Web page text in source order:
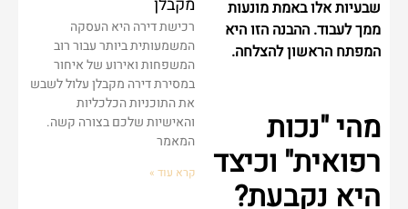
מקבלן
רכישת דירה היא העסקה
המשמעותית ביותר עבור רוב
המשפחות ואירוע של איחור
במסירת דירה מקבלן עלול לשבש
את התוכניות הכלכליות
והאישיות שלכם בצורה קשה.
המאמר
קרא עוד »
שבעיות אלו באמת מונעות
ממך לעבוד. ההבנה הזו היא
המפתח הראשון להצלחה.
מהי "נכות
רפואית" וכיצד
היא נקבעת?